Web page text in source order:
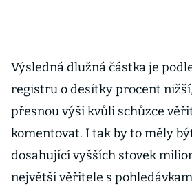
Výsledná dlužná částka je
registru o desítky procent
přesnou výši kvůli schůzce
komentovat. I tak by to měly
dosahující vyšších stovek
největší věřitele s